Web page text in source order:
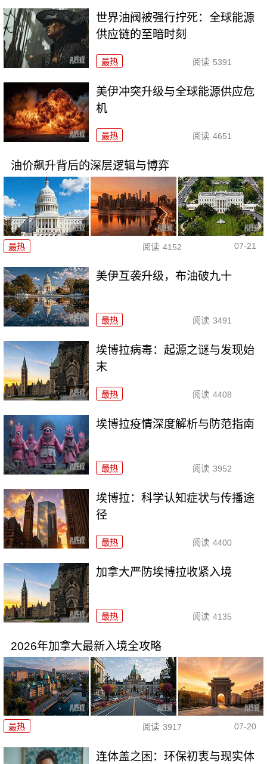
世界油阀被强行拧死：全球能源
供应链的至暗时刻
最热 阅读 5391
美伊冲突升级与全球能源供应危
机
最热 阅读 4651
油价飙升背后的深层逻辑与博弈
最热 阅读 4152 07-21
美伊互袭升级，布油破九十
最热 阅读 3491
埃博拉病毒：起源之谜与发现始
末
最热 阅读 4408
埃博拉疫情深度解析与防范指南
最热 阅读 3952
埃博拉：科学认知症状与传播途
径
最热 阅读 4400
加拿大严防埃博拉收紧入境
最热 阅读 4135
2026年加拿大最新入境全攻略
最热 阅读 3917 07-20
连体盖之困：环保初衷与现实体